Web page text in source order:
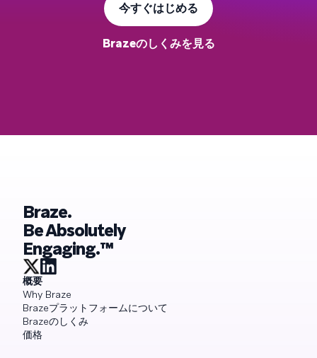
今すぐはじめる
Brazeのしくみを見る
Braze.
Be Absolutely
Engaging.™
概要
Why Braze
Brazeプラットフォームについて
Brazeのしくみ
価格